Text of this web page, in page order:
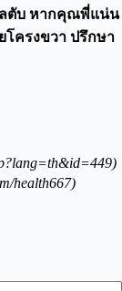
ลตับ หากคุณพี่แน่น
โครงขวา ปรึกษา
health667)